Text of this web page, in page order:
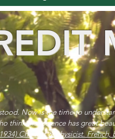
Now is the time to
think that science has great
Chemist & physicist. French,